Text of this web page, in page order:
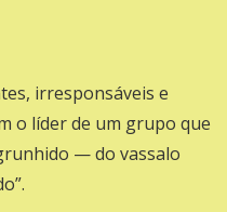
irresponsáveis e
o líder de um grupo que
— do vassalo